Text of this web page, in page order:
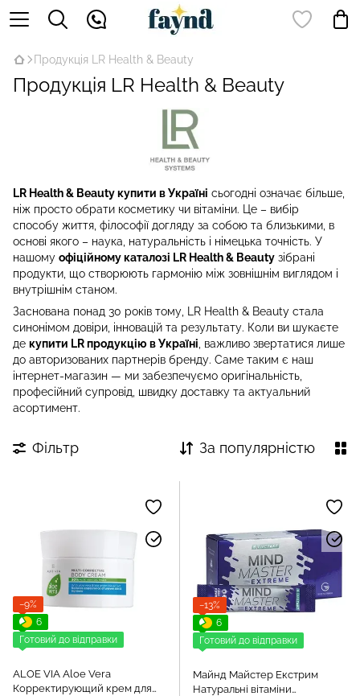
Продукція LR Health & Beauty
Продукція LR Health & Beauty
LR Health & Beauty купити в Україні сьогодні означає більше,
ніж просто обрати косметику чи вітаміни. Це – вибір
способу життя, філософії догляду за собою та близькими, в
основі якого – наука, натуральність і німецька точність. У
нашому офіційному каталозі LR Health & Beauty зібрані
продукти, що створюють гармонію між зовнішнім виглядом і
внутрішнім станом.
Заснована понад 30 років тому, LR Health & Beauty стала
синонімом довіри, інновацій та результату. Коли ви шукаєте
де купити LR продукцію в Україні , важливо звертатися лише
до авторизованих партнерів бренду. Саме таким є наш
інтернет-магазин — ми забезпечуємо оригінальність,
професійний супровід, швидку доставку та актуальний
асортимент.
Фільтр За популярністю
−9%
6
Готовий до відправки
ALOE VIA Aloe Vera
Корректирующий крем для
−13%
6
Готовий до відправки
Майнд Майстер Екстрим
Натуральні вітаміни